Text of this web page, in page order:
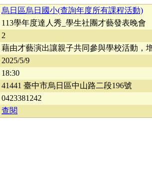
烏日區烏日國小(查詢年度所有課程活動)
113學年度達人秀_學生社團才藝發表晚會
2
藉由才藝演出讓親子共同參與學校活動，
2025/5/9
18:30
41441 臺中市烏日區中山路二段196號
0423381242
查閱